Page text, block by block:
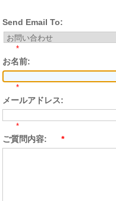
Send Email To:
*
お名前:
*
メールアドレス:
*
ご質問内容: *